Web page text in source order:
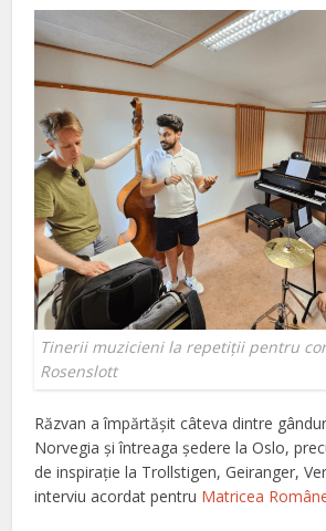
Tinerii muzicieni la repetiții pentru
Rosenslott
Răzvan a împărtășit câteva dintre
Norvegia și întreaga ședere la Oslo,
de inspirație la Trollstigen, Geiranger,
interviu acordat pentru Matricea